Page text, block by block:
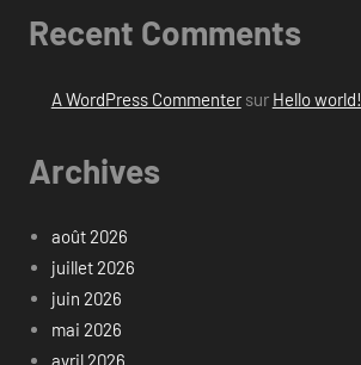
Recent Comments
A WordPress Commentersur Hello world!
Archives
août 2026
juillet 2026
juin 2026
mai 2026
avril 2026